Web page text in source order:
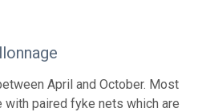
April and October. Most
with paired fyke nets which are